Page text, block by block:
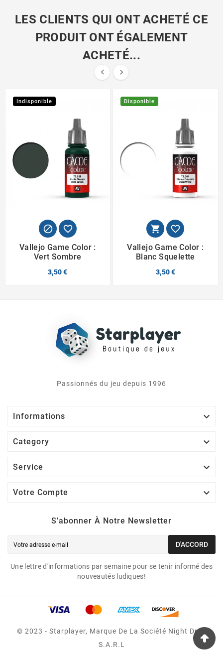
LES CLIENTS QUI ONT ACHETÉ CE
PRODUIT ONT ÉGALEMENT
ACHETÉ...
 
Indisponible
 
Vallejo Game Color :
Vert Sombre
3,50 €
Disponible
 
Vallejo Game Color :
Blanc Squelette
3,50 €
Passionnés du jeu depuis 1996
Informations 
Category 
Service 
Votre Compte 
S’abonner À Notre Newsletter
D'ACCORD
Une lettre d'informations par semaine pour se tenir informé des
nouveautés ludiques!
© 2023 - Starplayer, Marque De La Société Night Drop
S.A.R.L